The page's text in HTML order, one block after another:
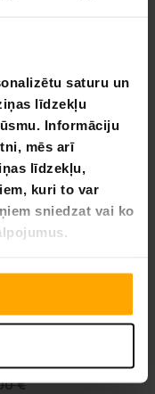
saturu un
līdzekļu
Informāciju
mēs arī
līdzekļu,
kuri to var
sniedzat vai ko
paklājiņš 100 x 100 x
€
€